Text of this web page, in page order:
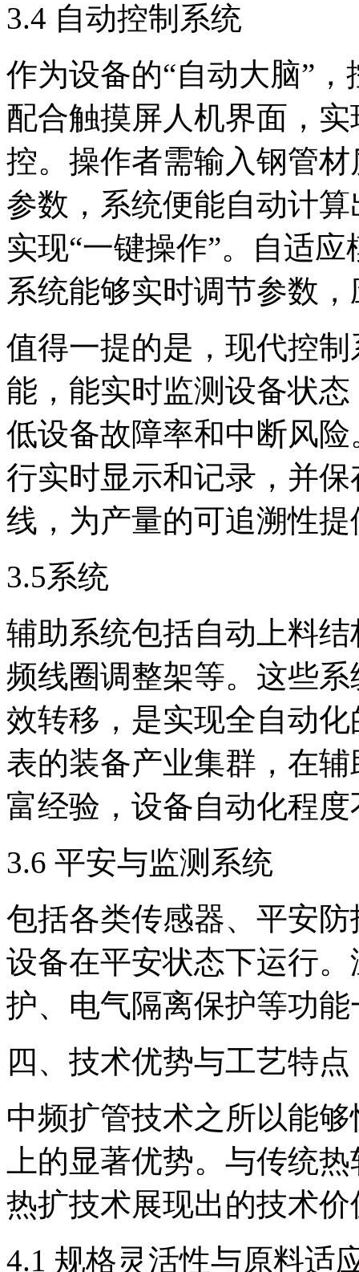
3.4 自动控制系统
作为设备的“自动大脑”
配合触摸屏人机界面，
控。操作者需输入钢管
参数，系统便能自动计
实现“一键操作”。自适
系统能够实时调节参数
值得一提的是，现代控
能，能实时监测设备状
低设备故障率和中断风
行实时显示和记录，并
线，为产量的可追溯性
3.5系统
辅助系统包括自动上料
频线圈调整架等。这些
效转移，是实现全自动
表的装备产业集群，在
富经验，设备自动化程
3.6 平安与监测系统
包括各类传感器、平安
设备在平安状态下运行
护、电气隔离保护等功
四、技术优势与工艺特点
中频扩管技术之所以能
上的显著优势。与传统
热扩技术展现出的技术价
4.1 规格灵活性与原料适